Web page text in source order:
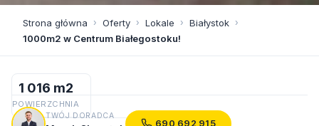
Strona główna › Oferty › Lokale › Białystok ›
1000m2 w Centrum Białegostoku!
1 016 m2
POWIERZCHNIA
TWÓJ DORADCA
690 692 915